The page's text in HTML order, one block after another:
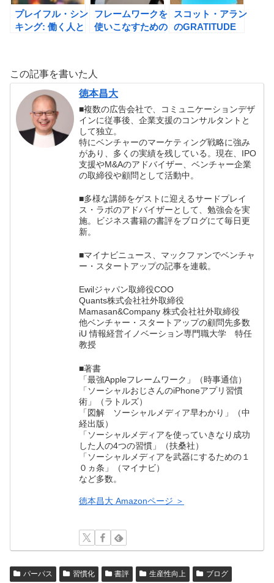
評
プレイフル・シン
キング: 働く人と
フレームワークを
使いこなすための
裕）の書評
スコット・アラン
のGRATITUDE
この記事を書いた人
徳本昌大
■複数の広告会社で、コミュニケーションデザ
インに従事後、企業支援のコンサルタントと
して独立。
特にベンチャーのマーケティング戦略に強み
があり、多くの実績を残している。現在、IPO
支援やM&Aのアドバイザー、ベンチャー企業
の取締役や顧問として活動中。
■多様な講師をゲストに迎えるサードプレイ
ス・ラボのアドバイザーとして、勉強会を実
施。ビジネス書籍の書評をブログにて毎日更
新。
■マイナビニュース、マックファンでベンチャ
ー・スタートアップの記事を連載。
Ewilジャパン取締役COO
Quants株式会社社外取締役
Mamasan&Company 株式会社社外取締役
他ベンチャー・スタートアップの顧問先多数
iU 情報経営イノベーション専門職大学 特任
教授
■著書
「最強Appleフレームワーク」（時事通信）
「ソーシャルおじさんのiPhoneアプリ習慣
術」（ラトルズ）
「図解 ソーシャルメディア早わかり」（中
経出版）
「ソーシャルメディアを使っていきなり成功
した人の4つの習慣」（扶桑社）
「ソーシャルメディアを武器にするための１
０ヵ条」（マイナビ）
など多数。
徳本昌大 Amazonページ ＞
パーパス 習慣化 書評 生産性向上 ブログ